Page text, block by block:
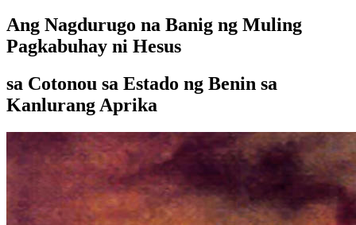
Ang Nagdurugo na Banig ng Muling
Pagkabuhay ni Hesus
sa Cotonou sa Estado ng Benin sa
Kanlurang Aprika